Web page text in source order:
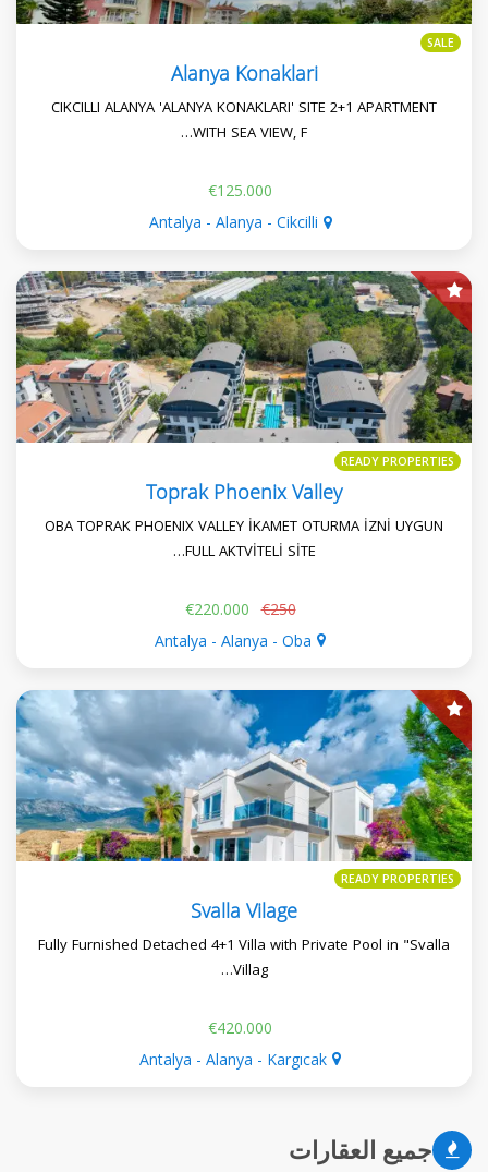
SALE
Alanya Konaklari
CIKCILLI ALANYA 'ALANYA KONAKLARI' SITE 2+1 APARTMENT
WITH SEA VIEW, F…
€125.000
Antalya - Alanya - Cikcilli
READY PROPERTIES
Toprak Phoenix Valley
OBA TOPRAK PHOENIX VALLEY İKAMET OTURMA İZNİ UYGUN
FULL AKTVİTELİ SİTE…
€250
€220.000
Antalya - Alanya - Oba
READY PROPERTIES
Svalla Vilage
Fully Furnished Detached 4+1 Villa with Private Pool in "Svalla
Villag…
€420.000
Antalya - Alanya - Kargıcak
جميع العقارات